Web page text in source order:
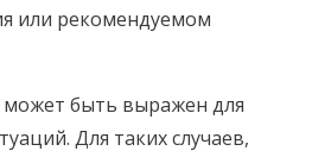
или рекомендуемом
может быть выражен для
Для таких случаев,